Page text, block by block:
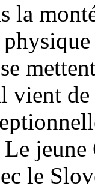
la
vient
Le
le